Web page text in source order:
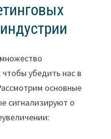
убедить нас в
основные
сигнализируют о